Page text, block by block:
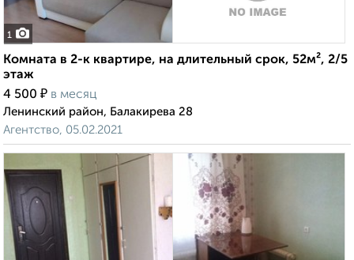
1
Комната в 2-к квартире, на длительный срок, 52м², 2/5
этаж
4 500 ₽ в месяц
Ленинский район, Балакирева 28
Агентство, 05.02.2021